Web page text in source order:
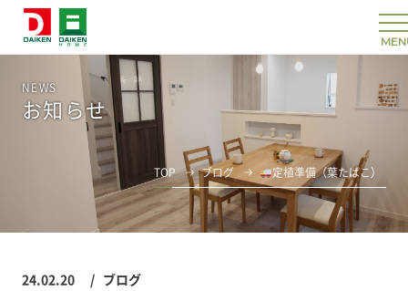
NEWS
お知らせ
TOP ブログ 定植準備（葉たばこ）
24.02.20 ブログ